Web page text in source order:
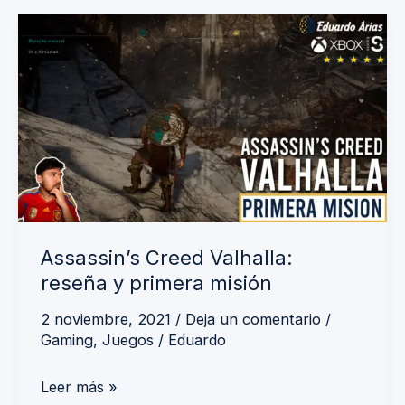
Assassin’s Creed Valhalla:
reseña y primera misión
2 noviembre, 2021 / Deja un comentario /
Gaming, Juegos / Eduardo
Assassin’s
Creed
Valhalla:
reseña
y
primera
misión
Leer más »